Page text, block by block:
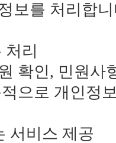
보를 처리합
리
확인, 민원사
으로 개인정
서비스 제공